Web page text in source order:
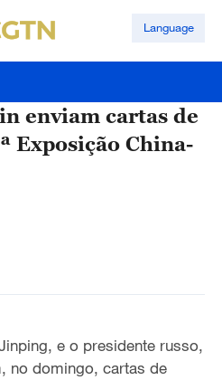
Language
enviam cartas de
Exposição China-
e o presidente russo,
no domingo, cartas de